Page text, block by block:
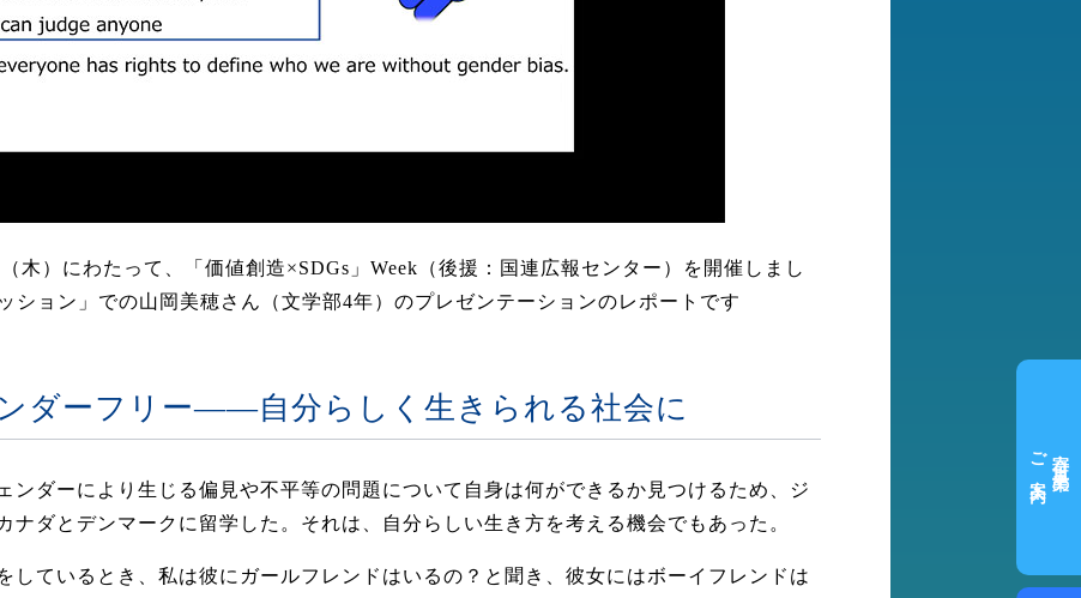
木）にわたって、「価値創造×SDGs」Week（後援：国連広報センター）を開催しまし
ション」での山岡美穂さん（文学部4年）のプレゼンテーションのレポートです
ダーフリー――自分らしく生きられる社会に
ンダーにより生じる偏見や不平等の問題について自身は何ができるか見つけるため、ジ
ナダとデンマークに留学した。それは、自分らしい生き方を考える機会でもあった。
しているとき、私は彼にガールフレンドはいるの？と聞き、彼女にはボーイフレンドは
寄付事業の
ご案内